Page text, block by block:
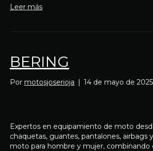
Leer más
BERING
Por motosjoserioja | 14 de mayo de 2025
Expertos en equipamiento de moto
chaquetas, guantes, pantalones, airbags
moto para hombre y mujer, combinando